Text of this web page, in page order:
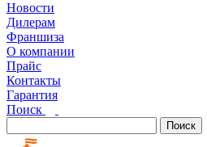
Новости
Дилерам
Франшиза
О компании
Прайс
Контакты
Гарантия
Поиск
Поиск